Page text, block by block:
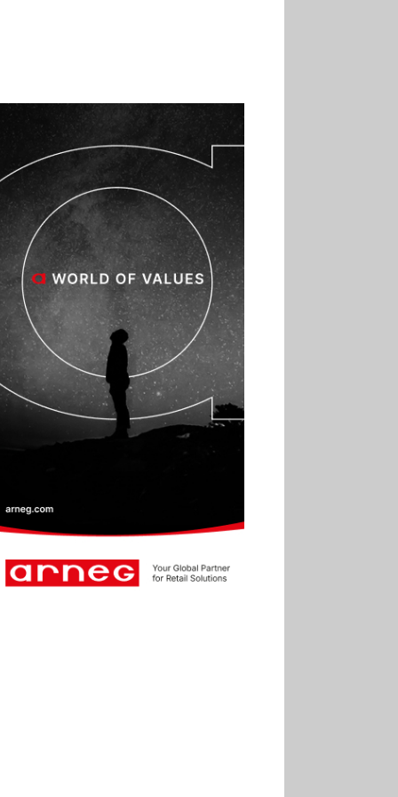
réduire sa consommation
01.07
Aldi Studio lance sa
première collection capsule
inspirée de ses codes
visuels
01.07
Cafom annonce
des résultats semestriels en
hausse, portés par le e-
commerce
30.06
La Sportiva affiche
une croissance solide en
2025
30.06
Canicule : les